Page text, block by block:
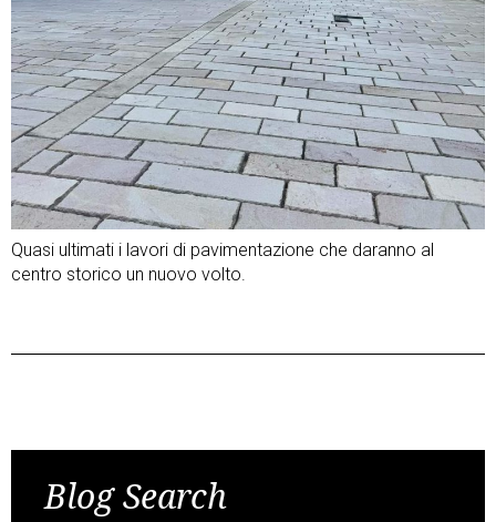
Quasi ultimati i lavori di pavimentazione che daranno al
centro storico un nuovo volto.
navigation
Blog Search